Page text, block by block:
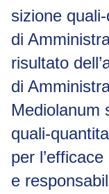
sizione
di
risultato
di
Mediolanum
quali-
per
e